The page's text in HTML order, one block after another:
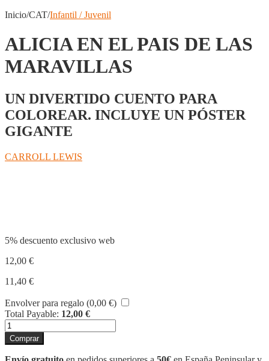
Inicio/CAT/Infantil / Juvenil
ALICIA EN EL PAIS DE LAS
MARAVILLAS
UN DIVERTIDO CUENTO PARA
COLOREAR. INCLUYE UN PÓSTER
GIGANTE
CARROLL LEWIS
5% descuento exclusivo web
12,00 €
11,40 €
Envolver para regalo (0,00 €)
Total Payable: 12,00 €
ALICIA
EN
EL
PAIS
Comprar